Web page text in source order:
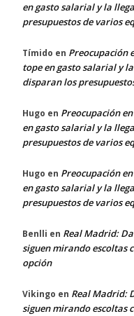
en gasto salarial y la
presupuestos de varios
Tímido en Preocupación
tope en gasto salarial y
disparan los
Hugo en Preocupación
en gasto salarial y la
presupuestos de varios
Hugo en Preocupación
en gasto salarial y la
presupuestos de varios
Benlli en Real Madrid:
siguen mirando escoltas
opción
Vikingo en Real Madrid:
siguen mirando escoltas